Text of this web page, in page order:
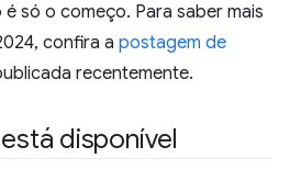
é só o começo. Para saber mais
confira a postagem de
recentemente.
disponível